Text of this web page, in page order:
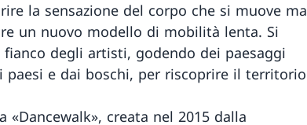
la sensazione del corpo che si muove ma
un nuovo modello di mobilità lenta. Si
fianco degli artisti, godendo dei paesaggi
paesi e dai boschi, per riscoprire il territorio
«Dancewalk», creata nel 2015 dalla